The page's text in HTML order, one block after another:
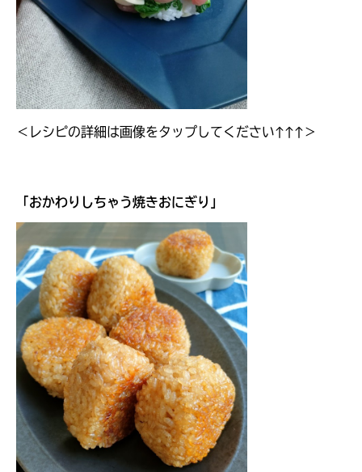
＜レシピの詳細は画像をタップしてください↑↑↑＞
「 おかわりしちゃう焼きおにぎり 」